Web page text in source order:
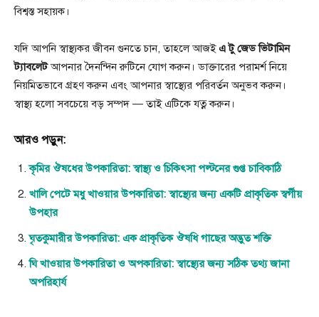
বিশ্বস্ত সহায়ক।
যদি আপনি স্বাস্থ্যকর জীবন গুনতে চান, তাহলে আজইএ টু জেড ভিটামিন
ট্যাবলেটআপনার দৈনন্দিন রুটিনে যোগ করুন। ডাক্তারের পরামর্শ নিয়ে
নিয়মিতভাবে গ্রহণ করুন এবং আপনার স্বাস্থ্যের পরিবর্তন অনুভব করুন।
স্বাস্থ্য হলো সবচেয়ে বড় সম্পদ — তাই এটিকে যত্ন করুন।
আরও পড়ুন:
কৃমির ঔষধের উপকারিতা: স্বাস্থ্য ও চিকিৎসা পল্টনের গুপ্ত চাবিকাঠি
খালি পেটে মধু খাওয়ার উপকারিতা: স্বাস্থ্যের জন্য একটি প্রাকৃতিক স্বর্গীয়
উপহার
ঘৃতকুমারীর উপকারিতা: এক প্রাকৃতিক ঔষধি গাছের অদ্ভুত শক্তি
ঘি খাওয়ার উপকারিতা ও অপকারিতা: স্বাস্থ্যের জন্য সঠিক তথ্য জানা
অপরিহার্য